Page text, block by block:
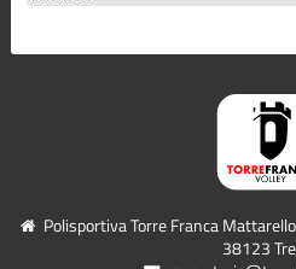
Polisportiva Torre Franca
38123